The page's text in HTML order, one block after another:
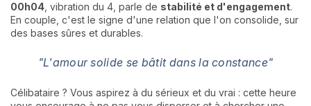
00h04 , vibration du 4, parle de stabilité et d'engagement.
En couple, c'est le signe d'une relation que l'on consolide, sur
des bases sûres et durables.
"L'amour solide se bâtit dans la constance"
Célibataire ? Vous aspirez à du sérieux et du vrai : cette heure